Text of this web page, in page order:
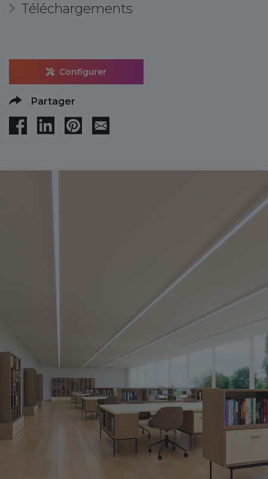
Téléchargements
Configurer
Partager